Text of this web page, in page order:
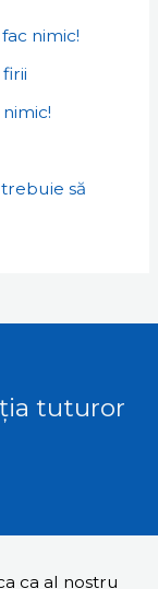
nimic!
să
tuturor
ca al nostru